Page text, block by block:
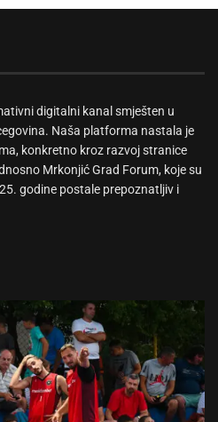
digitalni kanal smješten u
Naša platforma nastala je
konkretno kroz razvoj stranice
Mrkonjić Grad Forum, koje su
godine postale prepoznatljiv i